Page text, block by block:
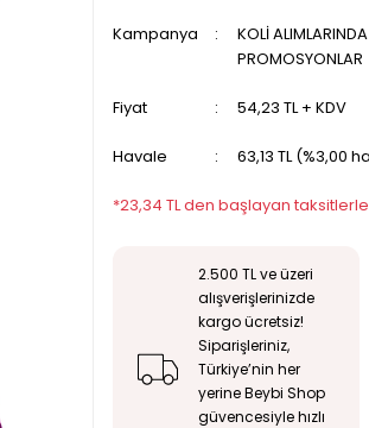
Kampanya
KOLİ
PROMOSYONLAR
Fiyat 54,23 TL + KDV
Havale 63,13 TL (%3,00
*23,34 TL den başlayan
2.500 TL ve üzeri
alışverişlerinizde
kargo ücretsiz!
Siparişleriniz,
Türkiye’nin her
yerine Beybi Shop
güvencesiyle hızlı